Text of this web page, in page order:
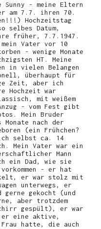
- meine Eltern
am 7.7. ihren 70.
Hochzeitstag
selbes Datum,
früher, 7.7.1947.
Vater vor 10
- wenige Monate
HT. Meine
in vielen Belangen
überhaupt für
Zeit, aber ich
Hochzeit war
mit weißem
- vom Fest gibt
Mein Bruder
Monate nach der
(ein Frühchen?
selbst ca. 14
Mein Vater war ein
Mann
ein Dad, wie sie
vorkommen - er hat
er war stolz mit
unterwegs, er
gerne gekocht (und
aber trotzdem
gespült), er war
eine aktive,
hatte, die auch